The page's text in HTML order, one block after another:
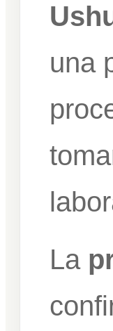
una
La